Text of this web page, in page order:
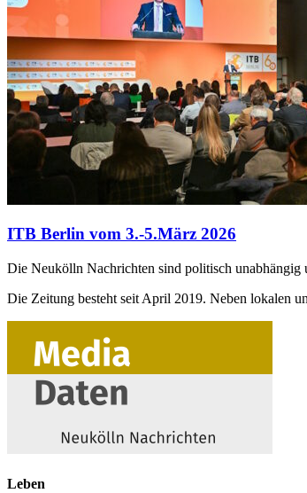
ITB Berlin vom 3.-5.März 2026
Die Neukölln Nachrichten sind politisch
Die Zeitung besteht seit April 2019. Neben lokalen
Leben